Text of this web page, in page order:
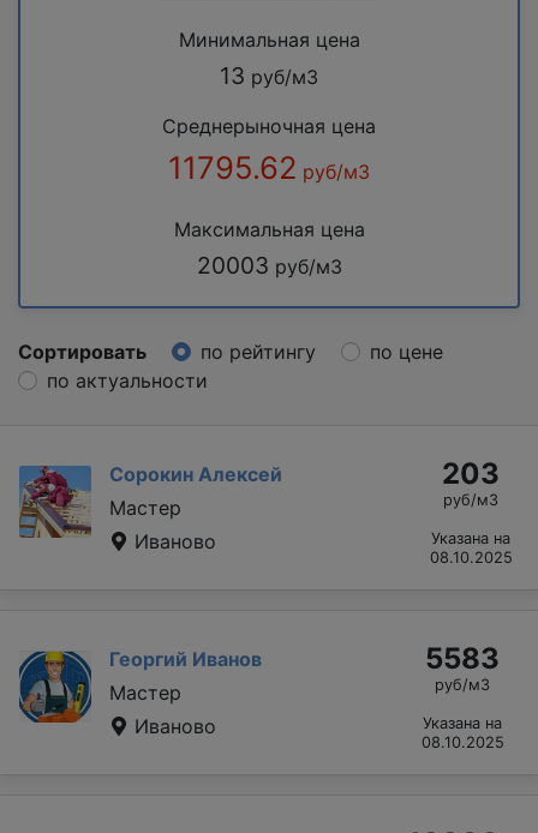
Минимальная цена
13 руб/м3
Среднерыночная цена
11795.62 руб/м3
Максимальная цена
20003 руб/м3
Сортировать по рейтингу
по цене
по актуальности
Сорокин Алексей
Мастер
Иваново
203
руб/м3
Указана на
08.10.2025
Георгий Иванов
Мастер
Иваново
5583
руб/м3
Указана на
08.10.2025